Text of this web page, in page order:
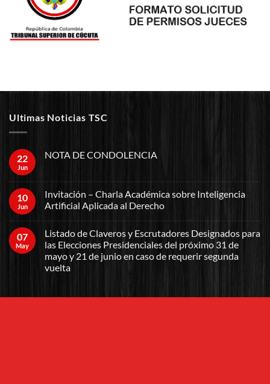
Ultimas Noticias TSC
22
Jun
NOTA DE CONDOLENCIA
10
Jun
Invitación – Charla Académica sobre Inteligencia
Artificial Aplicada al Derecho
07
May
Listado de Claveros y Escrutadores Designados para
las Elecciones Presidenciales del próximo 31 de
mayo y 21 de junio en caso de requerir segunda
vuelta